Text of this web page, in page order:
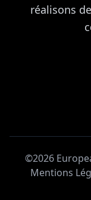
réalisons
©2026
Mentions